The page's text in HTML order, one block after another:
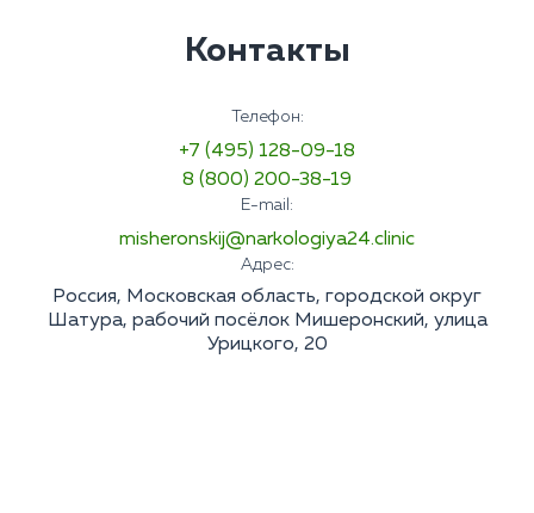
Контакты
Телефон:
+7 (495) 128-09-18
8 (800) 200-38-19
E-mail:
misheronskij@narkologiya24.clinic
Адрес:
Россия, Московская область, городской округ
Шатура, рабочий посёлок Мишеронский, улица
Урицкого, 20